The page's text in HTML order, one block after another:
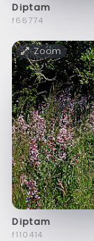
Diptam
f66774
Zoom
Diptam
f110414